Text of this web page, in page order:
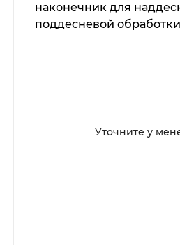
наконечник для
поддесневой обработки
Уточните у